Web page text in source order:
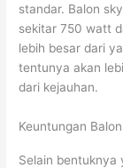
standar. Balon
sekitar 750 watt
lebih besar dari
tentunya akan
dari kejauhan.
Keuntungan
Selain bentuknya